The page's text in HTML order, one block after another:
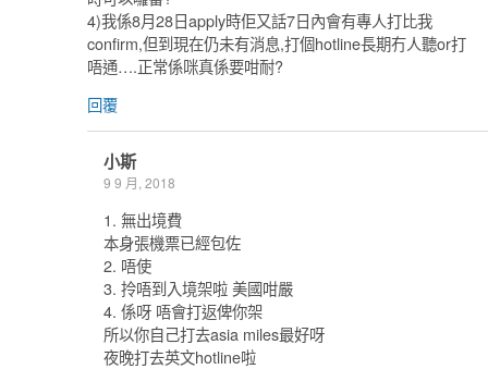
4)我係8月28日apply時佢又話7日內會有專人打比我
confirm,但到現在仍未有消息,打個hotline長期冇人聽or打
唔通….正常係咪真係要咁耐?
回覆
小斯
9 9 月, 2018
1. 無出境費
本身張機票已經包佐
2. 唔使
3. 拎唔到入境架啦 美國咁嚴
4. 係呀 唔會打返俾你架
所以你自己打去asia miles最好呀
夜晚打去英文hotline啦